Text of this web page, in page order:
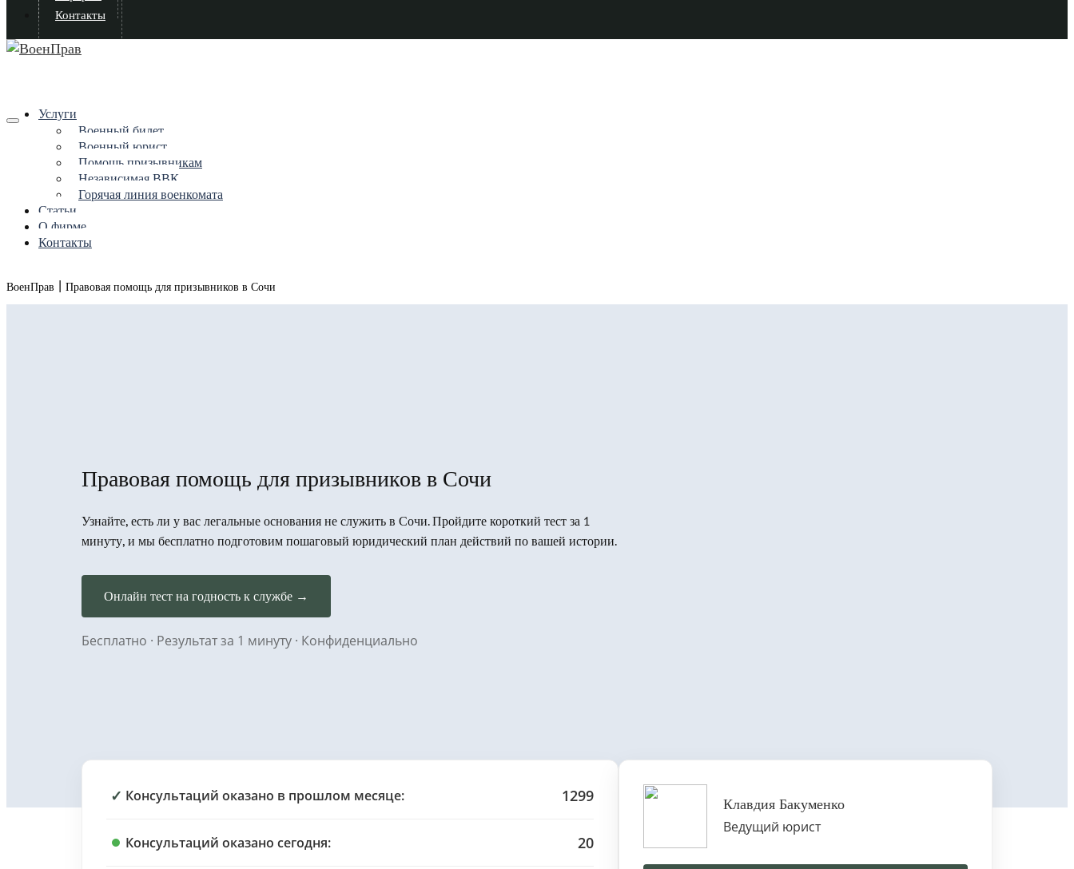
Контакты
Услуги
Военный билет
Военный юрист
Помощь призывникам
Независимая ВВК
Горячая линия военкомата
Статьи
О фирме
Контакты
ВоенПрав | Правовая помощь для призывников в Сочи
Правовая помощь для призывников в Сочи
Узнайте, есть ли у вас легальные основания не служить в Сочи. Пройдите короткий тест за 1
минуту, и мы бесплатно подготовим пошаговый юридический план действий по вашей истории.
Онлайн тест на годность к службе →
Бесплатно · Результат за 1 минуту · Конфиденциально
✓ Консультаций оказано в прошлом месяце: 1299
Консультаций оказано сегодня: 20
Клавдия Бакуменко
Ведущий юрист